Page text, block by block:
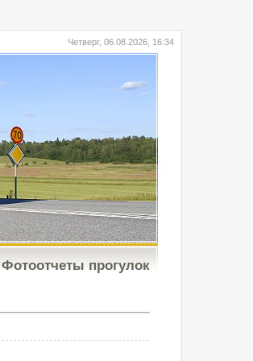
Четверг, 06.08.2026, 16:34
Фотоотчеты прогулок